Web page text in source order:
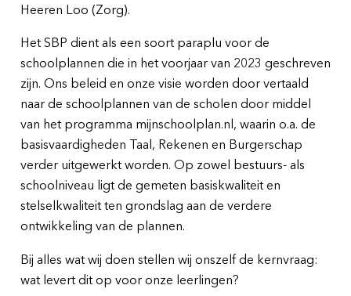
Heeren Loo (Zorg).
Het SBP dient als een soort paraplu voor de
schoolplannen die in het voorjaar van 2023 geschreven
zijn. Ons beleid en onze visie worden door vertaald
naar de schoolplannen van de scholen door middel
van het programma mijnschoolplan.nl, waarin o.a. de
basisvaardigheden Taal, Rekenen en Burgerschap
verder uitgewerkt worden. Op zowel bestuurs- als
schoolniveau ligt de gemeten basiskwaliteit en
stelselkwaliteit ten grondslag aan de verdere
ontwikkeling van de plannen.
Bij alles wat wij doen stellen wij onszelf de kernvraag:
wat levert dit op voor onze leerlingen?